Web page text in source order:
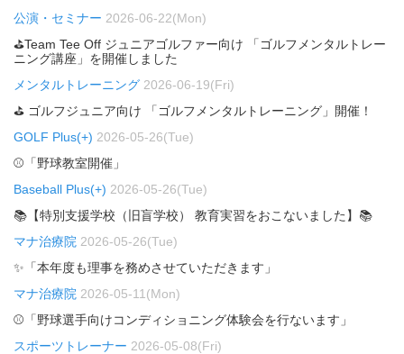
公演・セミナー 2026-06-22(Mon)
⛳Team Tee Off ジュニアゴルファー向け 「ゴルフメンタルトレー
ニング講座」を開催しました
メンタルトレーニング 2026-06-19(Fri)
⛳ ゴルフジュニア向け 「ゴルフメンタルトレーニング」開催！
GOLF Plus(+) 2026-05-26(Tue)
⚾「野球教室開催」
Baseball Plus(+) 2026-05-26(Tue)
📚【特別支援学校（旧盲学校） 教育実習をおこないました】📚
マナ治療院 2026-05-26(Tue)
✨「本年度も理事を務めさせていただきます」
マナ治療院 2026-05-11(Mon)
⚾「野球選手向けコンディショニング体験会を行ないます」
スポーツトレーナー 2026-05-08(Fri)